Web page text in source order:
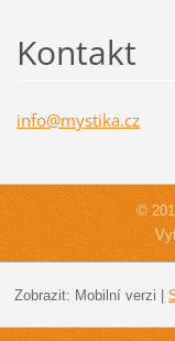
Kontakt
info@mystika.cz
©
Zobrazit: Mobilní verzi